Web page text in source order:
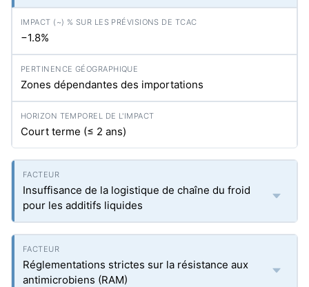
−1.8%
Zones dépendantes des importations
Court terme (≤ 2 ans)
Insuffisance de la logistique de chaîne du froid
pour les additifs liquides
Réglementations strictes sur la résistance aux
antimicrobiens (RAM)